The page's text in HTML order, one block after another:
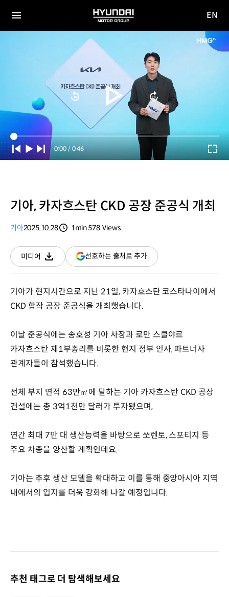
전체
HYUNDAI
MOTOR
GROUP
사이
이동
EN
Current
Time
0:00 / Duration
0:46
기아, 카자흐스탄 CKD 공장 준공식 개최
기아2025.10.28
1min578 Views
미디어
다운로드
선호하는 출처로 추가(새
창
기아가 현지시간으로 지난 21일, 카자흐스탄 코스타나이에서
CKD 합작 공장 준공식을 개최했습니다.
이날 준공식에는 송호성 기아 사장과 로만 스클야르
카자흐스탄 제1부총리를 비롯한 현지 정부 인사, 파트너사
관계자들이 참석했습니다.
전체 부지 면적 63만㎡에 달하는 기아 카자흐스탄 CKD 공장
건설에는 총 3억1천만 달러가 투자됐으며,
연간 최대 7만 대 생산능력을 바탕으로 쏘렌토, 스포티지 등
주요 차종을 양산할 계획인데요.
기아는 추후 생산 모델을 확대하고 이를 통해 중앙아시아 지역
내에서의 입지를 더욱 강화해 나갈 예정입니다.
추천 태그로 더 탐색해보세요